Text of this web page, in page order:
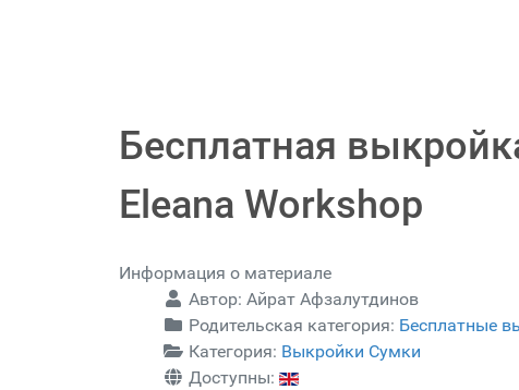
Бесплатная
Eleana Workshop
Информация о материале
Автор: Айрат Афзалутдинов
Родительская категория: Бесплатные
Категория: Выкройки Сумки
Доступны: